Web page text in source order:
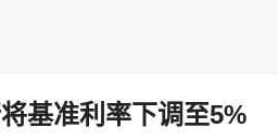
基准利率下调至5%